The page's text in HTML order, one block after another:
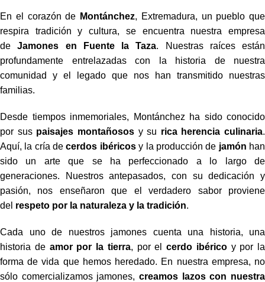
En el corazón de Montánchez, Extremadura, un pueblo que
respira tradición y cultura, se encuentra nuestra empresa
deJamones en Fuente la Taza. Nuestras raíces están
profundamente entrelazadas con la historia de nuestra
comunidad y el legado que nos han transmitido nuestras
familias.
Desde tiempos inmemoriales, Montánchez ha sido conocido
por sus paisajes montañososy su rica herencia culinaria.
Aquí, la cría decerdos ibéricosy la producción de jamón han
sido un arte que se ha perfeccionado a lo largo de
generaciones. Nuestros antepasados, con su dedicación y
pasión, nos enseñaron que el verdadero sabor proviene
del respeto por la naturaleza y la tradición.
Cada uno de nuestros jamones cuenta una historia, una
historia deamor por la tierra, por el cerdo ibéricoy por la
forma de vida que hemos heredado. En nuestra empresa, no
sólo comercializamos jamones, creamos lazos con nuestra